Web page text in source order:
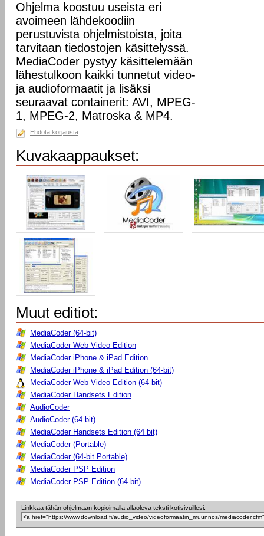
Ohjelma koostuu useista eri
avoimeen lähdekoodiin
perustuvista ohjelmistoista, joita
tarvitaan tiedostojen käsittelyssä.
MediaCoder pystyy käsittelemään
lähestulkoon kaikki tunnetut video-
ja audioformaatit ja lisäksi
seuraavat containerit: AVI, MPEG-
1, MPEG-2, Matroska & MP4.
Ehdota korjausta
Kuvakaappaukset:
Muut editiot:
MediaCoder (64-bit)
MediaCoder Web Video Edition
MediaCoder iPhone & iPad Edition
MediaCoder iPhone & iPad Edition (64-bit)
MediaCoder Web Video Edition (64-bit)
MediaCoder Handsets Edition
AudioCoder
AudioCoder (64-bit)
MediaCoder Handsets Edition (64 bit)
MediaCoder (Portable)
MediaCoder (64-bit Portable)
MediaCoder PSP Edition
MediaCoder PSP Edition (64-bit)
Linkkaa tähän ohjelmaan kopioimalla allaoleva teksti kotisivuillesi: